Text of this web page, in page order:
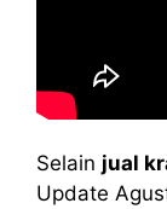
Selain jual
Update